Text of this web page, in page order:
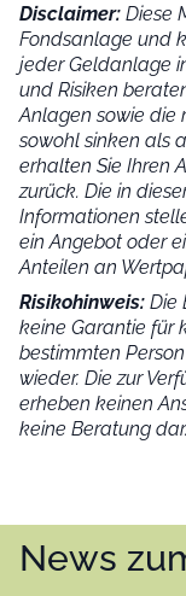
Disclaimer: Diese
Fondsanlage und
jeder Geldanlage
und Risiken
Anlagen sowie die
sowohl sinken als
erhalten Sie Ihren
zurück. Die in
Informationen
ein Angebot oder
Anteilen an
Risikohinweis: Die
keine Garantie für
bestimmten
wieder. Die zur
erheben keinen
keine Beratung dar.
News